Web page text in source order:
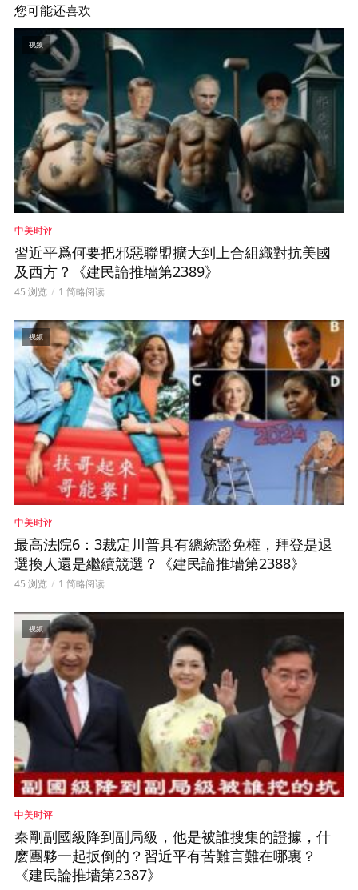
您可能还喜欢
视频
中美时评
習近平爲何要把邪惡聯盟擴大到上合組織對抗美國
及西方？《建民論推墻第2389》
45 浏览 1 简略阅读
视频
中美时评
最高法院6：3裁定川普具有總統豁免權，拜登是退
選換人還是繼續競選？《建民論推墻第2388》
45 浏览 1 简略阅读
视频
中美时评
秦剛副國級降到副局級，他是被誰搜集的證據，什
麽團夥一起扳倒的？習近平有苦難言難在哪裏？
《建民論推墻第2387》